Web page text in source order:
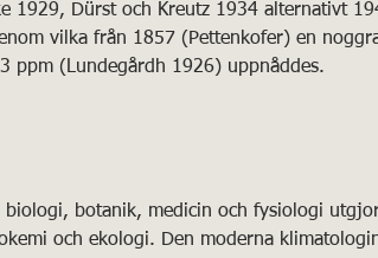
1929, Dürst och Kreutz 1934 alternativt
vilka från 1857 (Pettenkofer) en
(Lundegårdh 1926) uppnåddes.
biologi, botanik, medicin och fysiologi
och ekologi. Den moderna